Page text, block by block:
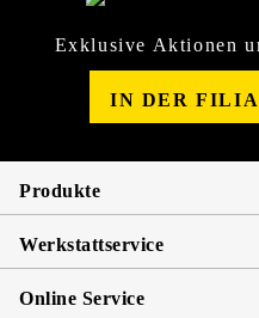
Exklusive Aktionen
IN DER
Produkte
Werkstattservice
Online Service